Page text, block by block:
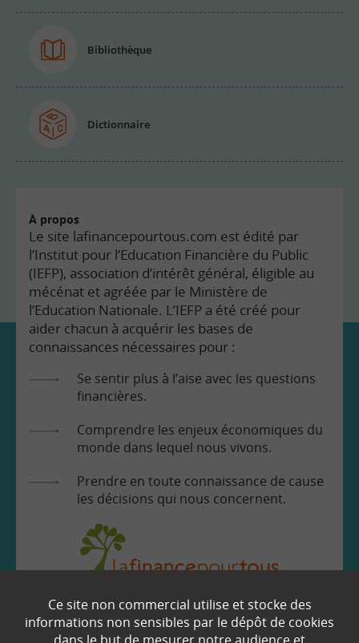
Bibliothèque
Dictionnaire
À propos
Le site lafinancepourtous.com est édité par
l’Institut pour l’Education Financière du Public
(IEFP), association d’intérêt général, éligible au
mécénat et agréée par le Ministère de
l’Education Nationale. L’IEFP a été créé pour
aider chacun à acquérir les bases de
connaissances nécessaires pour :
Se sentir plus à l’aise avec les questions
financières.
Comprendre les enjeux économiques du
monde dans lequel nous vivons.
Prendre en toute connaissance de cause
les décisions qui nous concernent.
EN SAVOIR
Ce site non commercial utilise et stocke des
informations non sensibles par le dépôt de cookies